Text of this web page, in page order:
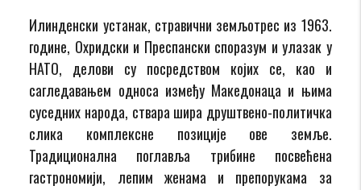
Илинденски устанак, стравични земљотрес из 1963.
године, Охридски и Преспански споразум и улазак у
НАТО, делови су посредством којих се, као и
сагледавањем односа између Македонаца и њима
суседних народа, ствара шира друштвено-политичка
слика комплексне позиције ове земље.
Традиционална поглавља трибине посвећена
гастрономији, лепим женама и препорукама за